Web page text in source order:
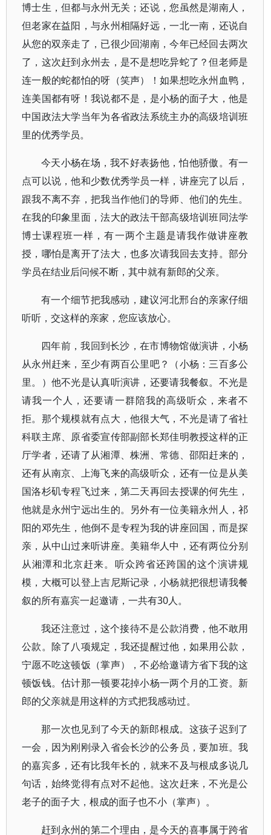
博士生，但都与永州无关；还说，您虽然是湖南人，
但老家在益阳，与永州相隔好远，一北一南，还说自
从您的双亲走了，已很少回湖南，今年已经回去两次
了，这次赶到永州去，是不是想吃异蛇了？但老师是
连一般的蛇都怕的呀（笑声）！如果想吃永州血鸭，
连美国都有呀！我说都不是，是小杨的面子大，他是
中国政法大学当年为各省政法系统主办的高级培训班
里的优秀学员。
今天小杨在场，我不好表扬他，怕他骄傲。有一
点可以说，他和少数优秀学员一样，讲座完了以后，
跟我不离不弃，把我当作他们的导师、他们的先生。
在我的印象里面，法大的政法干部高级培训班同法学
博士课程班一样，有一两个主题是请我作做讲座教
授，哪怕是离开了法大，也多次请我回去支持。部分
学员在结业后问候不断，其中就有新郎的父亲。
有一个细节把我感动，建议河北邢台的亲家仔细
听听，交这样的亲家，您应该放心。
四年前，我回到长沙，在市博物馆做演讲，小杨
从永州赶来，至少有两百公里吧？（小杨：三百多公
里。）他不光是认真听演讲，还要请我餐叙。不光是
请我一个人，还要请一群陪我的高级听众，来者不
拒。那个规模就有点大，他很大气，不光是请了省社
科联主席、原省委宣传部副部长郑佳明教授这样的正
厅学者，还请了从湘潭、株洲、常德、邵阳赶来的，
还有从南京、上海飞来的高级听众，还有一位是从美
国洛杉矶专程飞过来，第二天再回去授课的何先生，
他就是永州宁远出生的。另外有一位美籍永州人，祁
阳的邓先生，他倒不是专程为我的讲座回国，而是探
亲，从中山过来听讲座。美籍华人中，还有两位分别
从湘潭和北京赶来。听众跨省还跨国的这个演讲规
模，大概可以登上吉尼斯记录，小杨就把很想请我餐
叙的所有嘉宾一起邀请，一共有30人。
我还注意过，这个接待不是公款消费，他不敢用
公款。除了八项规定，我还提醒过他，如果用公款，
宁愿不吃这顿饭（掌声），不必给邀请方省下我的这
顿饭钱。估计那一顿要花掉小杨一两个月的工资。新
郎的父亲就是用这样的方式把我感动过。
那一次也见到了今天的新郎根成。这孩子迟到了
一会，因为刚刚录入省会长沙的公务员，要加班。我
的嘉宾多，还有比我年长的，就来不及与根成多说几
句话，始终觉得有点对不起他。这次赶来，不光是公
老子的面子大，根成的面子也不小（掌声）。
赶到永州的第二个理由，是今天的喜事属于跨省